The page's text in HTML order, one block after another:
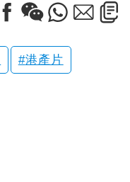
港產片